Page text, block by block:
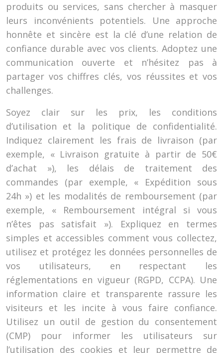
produits ou services, sans chercher à masquer
leurs inconvénients potentiels. Une approche
honnête et sincère est la clé d’une relation de
confiance durable avec vos clients. Adoptez une
communication ouverte et n’hésitez pas à
partager vos chiffres clés, vos réussites et vos
challenges.
Soyez clair sur les prix, les conditions
d’utilisation et la politique de confidentialité.
Indiquez clairement les frais de livraison (par
exemple, « Livraison gratuite à partir de 50€
d’achat »), les délais de traitement des
commandes (par exemple, « Expédition sous
24h ») et les modalités de remboursement (par
exemple, « Remboursement intégral si vous
n’êtes pas satisfait »). Expliquez en termes
simples et accessibles comment vous collectez,
utilisez et protégez les données personnelles de
vos utilisateurs, en respectant les
réglementations en vigueur (RGPD, CCPA). Une
information claire et transparente rassure les
visiteurs et les incite à vous faire confiance.
Utilisez un outil de gestion du consentement
(CMP) pour informer les utilisateurs sur
l’utilisation des cookies et leur permettre de